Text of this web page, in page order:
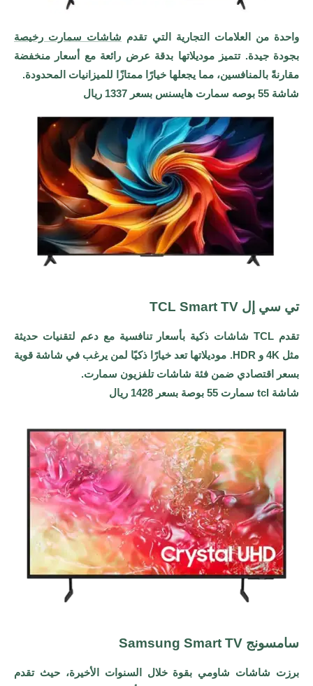
واحدة من العلامات التجارية التي تقدم شاشات سمارت رخيصة
بجودة جيدة. تتميز موديلاتها بدقة عرض رائعة مع أسعار منخفضة
مقارنةً بالمنافسين، مما يجعلها خيارًا ممتازًا للميزانيات المحدودة.
شاشة 55 بوصه سمارت هايسنس بسعر 1337 ريال
تي سي إل TCL Smart TV
تقدم TCL شاشات ذكية بأسعار تنافسية مع دعم لتقنيات حديثة
مثل 4K و HDR. موديلاتها تعد خيارًا ذكيًا لمن يرغب في شاشة قوية
بسعر اقتصادي ضمن فئة شاشات تلفزيون سمارت.
شاشة tcl سمارت 55 بوصة بسعر 1428 ريال
سامسونج Samsung Smart TV
برزت شاشات شاومي بقوة خلال السنوات الأخيرة، حيث تقدم